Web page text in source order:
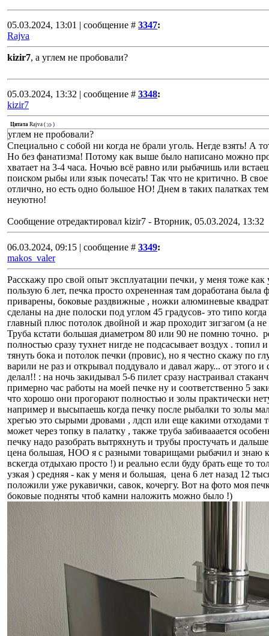
05.03.2024, 13:01 | сообщение # 3347:
Rajva
kizir7, а углем не пробовали?
05.03.2024, 13:32 | сообщение # 3348:
kizir7
Цитата Rajva ( )
углем не пробовали?
Специально с собой ни когда не брали уголь. Негде взять! А
Но без фанатизма! Потому как выше было написано можно
хватает на 3-4 часа. Ночью всё равно или рыбачишь или
поиском рыбы или язык почесать! Так что не критично. В
отлично, но есть одно большое НО! Днем в таких палатках
неуютно!
Сообщение отредактировал kizir7 - Вторник, 05.03.2024, 13:32
06.03.2024, 09:15 | сообщение # 3349:
makos_valer
Расскажу про свой опыт эксплуатации печки, у меня тоже
пользую 6 лет, печка просто охрененная там доработана
приварены, боковые раздвижные , ножки алюминевые
сделаны на дне полоски под углом 45 градусов- это типо
главный плюс потолок двойной и жар проходит зигзагом (а
Труба кстати большая диаметром 80 или 90 не помню точно.
полностью сразу тухнет нигде не подсасывает воздух .
тянуть бока и потолок печки (провис), но я честно скажу по
варили не раз и открывал поддувало и давал жару... от этого
делал!! : на ночь закидывал 5-6 пилет сразу настраивал
примерно час работы на моей печке ну и соответственно 5
что хорошо они прогорают полностью и золы практически
например и высыпаешь когда печку после рыбалки то золы
хрегью это сырыми дровами , лдсп или еще какими отходами
может через топку в палатку , также труба забивааается
печку надо разобрать вытряхнуть и трубы простучать и
цена большая, НОО я с разными товарищами рыбачил и знаю
вскегда отдыхаю просто !) и реально если буду брать еще то
узкая ) средняя - как у меня и большая, цена 6 лет назад 12
положили уже рукавички, савок, кочергу. Вот на фото моя
боковые подняты чтоб камни наложить можно было !)